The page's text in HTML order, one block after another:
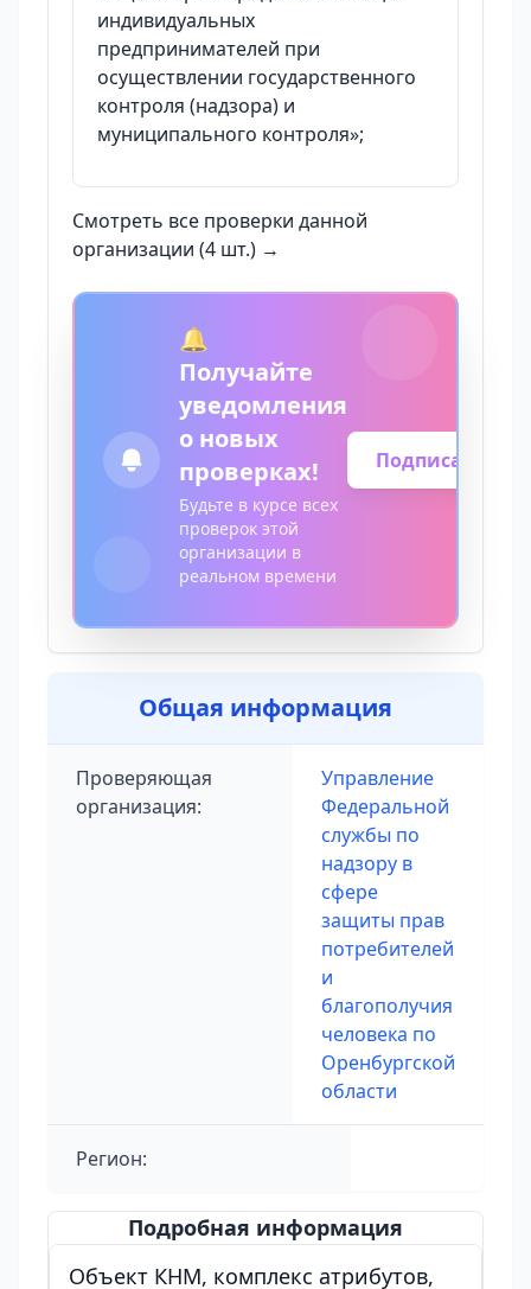
индивидуальных
предпринимателей при
осуществлении государственного
контроля (надзора) и
муниципального контроля»;
Смотреть все проверки данной
организации (4 шт.) →
🔔
Получайте
уведомления
о новых
проверках!
Будьте в курсе всех
проверок этой
организации в
реальном времени
Подписаться
Общая информация
Проверяющая
организация:
Управление
Федеральной
службы по
надзору в
сфере
защиты прав
потребителей
и
благополучия
человека по
Оренбургской
области
Регион:
Подробная информация
Объект КНМ, комплекс атрибутов,